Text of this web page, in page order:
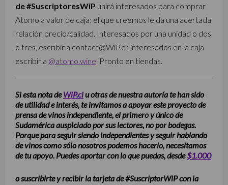
de #SuscriptoresWiP unirá interesados para comprar
Atomo a valor de caja; el que creemos le da una acertada
relación precio/calidad. Interesados por una unidad o dos
o tres, escribir a contact@WiP.cl; interesados en la caja
escribir a @atomo.wine . Pronto en tiendas.
Si esta nota deWiP.clu otras de nuestra autoría te han sido
de utilidad e interés, te invitamos a apoyar este proyecto de
prensa de vinos independiente, el primero y único de
Sudamérica auspiciado por sus lectores, no por bodegas.
Porque para seguir siendo independientes y seguir hablando
de vinos como sólo nosotros podemos hacerlo, necesitamos
de tu apoyo. Puedes aportar con lo que puedas, desde$1.000
o suscribirte y recibir la tarjeta de #SuscriptorWiP con la